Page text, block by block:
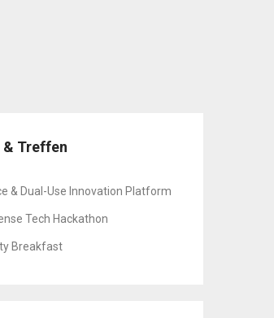
Treffen
& Dual-Use Innovation Platform
Tech Hackathon
Breakfast